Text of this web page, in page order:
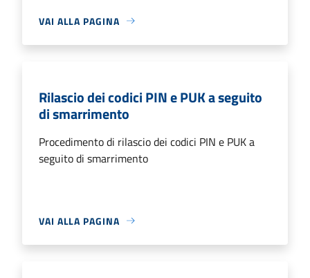
VAI ALLA PAGINA
Rilascio dei codici PIN e PUK a seguito
di smarrimento
Procedimento di rilascio dei codici PIN e PUK a
seguito di smarrimento
VAI ALLA PAGINA